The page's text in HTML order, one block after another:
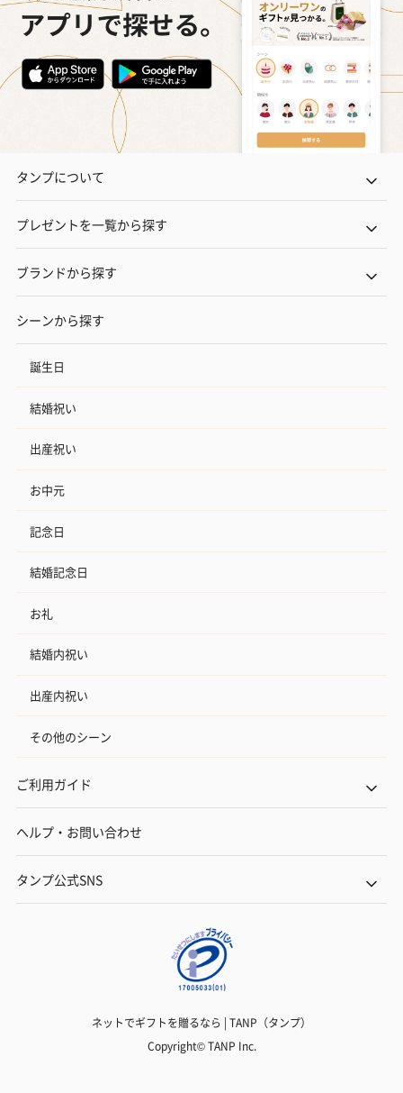
タンプについて
プレゼントを一覧から探す
ブランドから探す
シーンから探す
誕生日
結婚祝い
出産祝い
お中元
記念日
結婚記念日
お礼
結婚内祝い
出産内祝い
その他のシーン
ご利用ガイド
ヘルプ・お問い合わせ
タンプ公式SNS
ネットでギフトを贈るなら | TANP（タンプ）
Copyright© TANP Inc.